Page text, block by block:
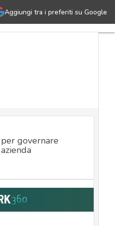
Aggiungi tra i preferiti su Google
privacy: come
governare